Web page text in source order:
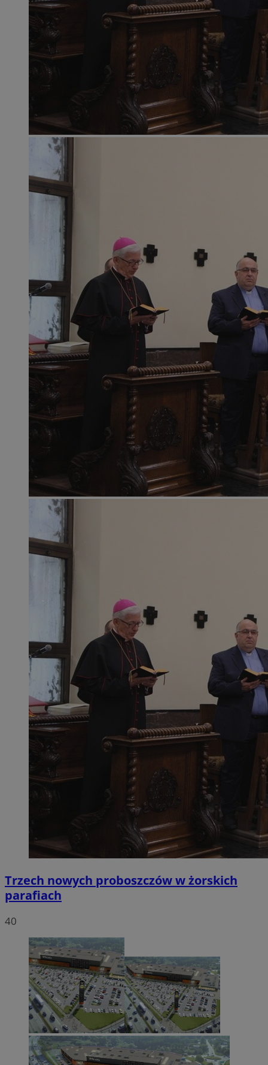
Trzech nowych proboszczów w żorskich
parafiach
40